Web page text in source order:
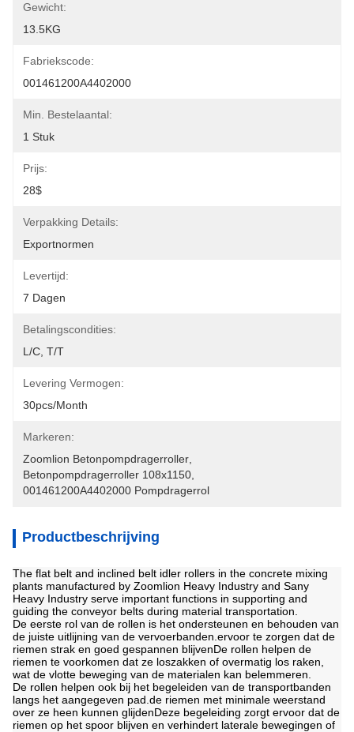
Gewicht:
13.5KG
Fabriekscode:
001461200A4402000
Min. Bestelaantal:
1 Stuk
Prijs:
28$
Verpakking Details:
Exportnormen
Levertijd:
7 Dagen
Betalingscondities:
L/C, T/T
Levering Vermogen:
30pcs/month
Markeren:
Zoomlion Betonpompdragerroller
Betonpompdragerroller 108x1150
001461200A4402000 Pompdragerrol
Productbeschrijving
The flat belt and inclined belt idler rollers in the concrete mixing
plants manufactured by Zoomlion Heavy Industry and Sany
Heavy Industry serve important functions in supporting and
guiding the conveyor belts during material transportation.
De eerste rol van de rollen is het ondersteunen en behouden van
de juiste uitlijning van de vervoerbanden.ervoor te zorgen dat de
riemen strak en goed gespannen blijvenDe rollen helpen de
riemen te voorkomen dat ze loszakken of overmatig los raken,
wat de vlotte beweging van de materialen kan belemmeren.
De rollen helpen ook bij het begeleiden van de transportbanden
langs het aangegeven pad.de riemen met minimale weerstand
over ze heen kunnen glijdenDeze begeleiding zorgt ervoor dat de
riemen op het spoor blijven en verhindert laterale bewegingen of